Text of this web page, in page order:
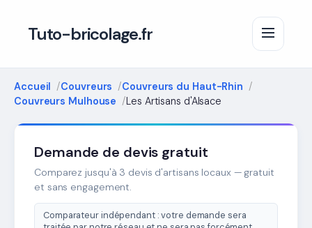
Tuto-bricolage.fr
Accueil Couvreurs
Couvreurs du Haut-Rhin
Couvreurs Mulhouse
Les Artisans d'Alsace
Demande de devis gratuit
Comparez jusqu'à 3 devis d'artisans locaux — gratuit
et sans engagement.
Comparateur indépendant : votre demande sera